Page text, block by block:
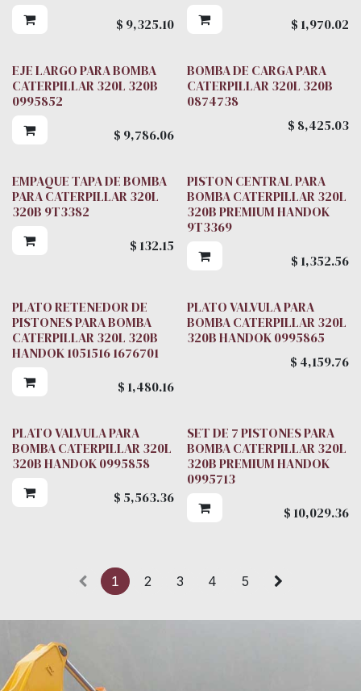
$ 9,325.10
$ 1,970.02
EJE LARGO PARA BOMBA
CATERPILLAR 320L 320B
0995852
$ 9,786.06
BOMBA DE CARGA PARA
CATERPILLAR 320L 320B
0874738
$ 8,425.03
EMPAQUE TAPA DE BOMBA
PARA CATERPILLAR 320L
320B 9T3382
$ 132.15
PISTON CENTRAL PARA
BOMBA CATERPILLAR 320L
320B PREMIUM HANDOK
9T3369
$ 1,352.56
PLATO RETENEDOR DE
PISTONES PARA BOMBA
CATERPILLAR 320L 320B
HANDOK 1051516 1676701
$ 1,480.16
PLATO VALVULA PARA
BOMBA CATERPILLAR 320L
320B HANDOK 0995865
$ 4,159.76
PLATO VALVULA PARA
BOMBA CATERPILLAR 320L
320B HANDOK 0995858
$ 5,563.36
SET DE 7 PISTONES PARA
BOMBA CATERPILLAR 320L
320B PREMIUM HANDOK
0995713
$ 10,029.36
1 2 3 4 5